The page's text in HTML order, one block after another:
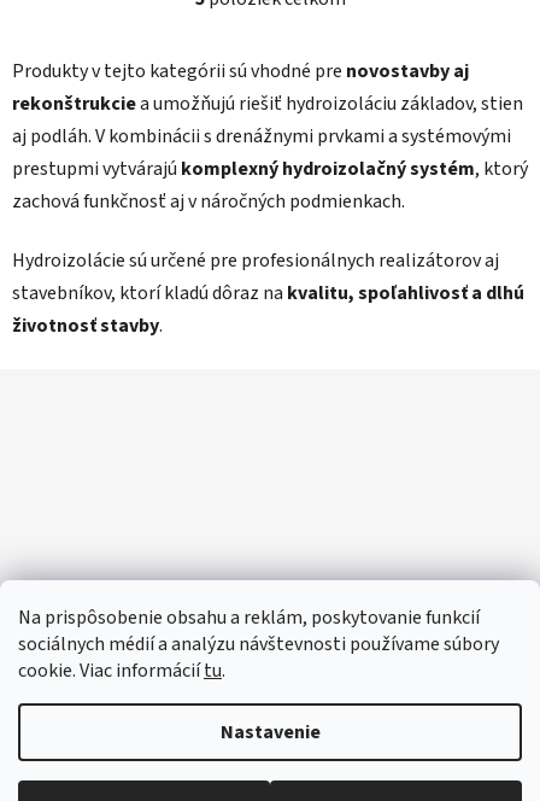
Na prispôsobenie obsahu a reklám, poskytovanie funkcií
sociálnych médií a analýzu návštevnosti používame súbory
cookie. Viac informáciítu.
Nastavenie
O
l
á
d
a
c
i
p
v
Produkty v tejto kategórii sú vhodné pre novostavby aj
rekonštrukciea umožňujú riešiť hydroizoláciu základov, stien
aj podláh. V kombinácii s drenážnymi prvkami a systémovými
prestupmi vytvárajú komplexný hydroizolačný systém, ktorý
zachová funkčnosť aj v náročných podmienkach.
Hydroizolácie sú určené pre profesionálnych realizátorov aj
stavebníkov, ktorí kladú dôraz na kvalitu, spoľahlivosť a dlhú
životnosť stavby.
e
Vytvoril Shoptet